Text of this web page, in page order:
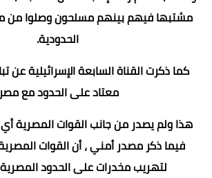
مشتبها فيهم بينهم مسلحون وصلوا من
الحدودية.
كما ذكرت القناة السابعة الإسرائيلية عن
معتاد على الحدود مع
هذا ولم يصدر من جانب القوات المصرية أي
فيما ذكر مصدر أمني ، أن القوات
لتهريب مخدرات على الحدود المصرية